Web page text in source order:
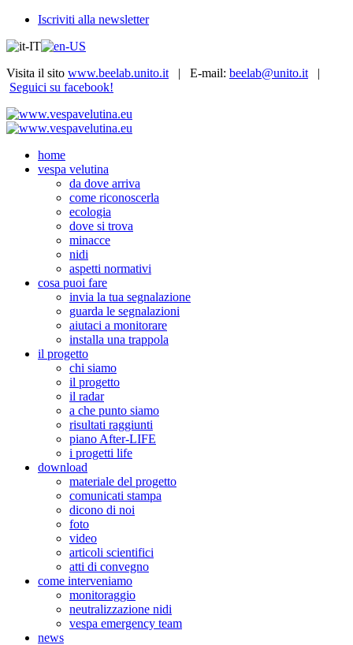
Iscriviti alla newsletter
Visita il sito www.beelab.unito.it | E-mail: beelab@unito.it |
Seguici su facebook!
home
vespa velutina
da dove arriva
come riconoscerla
ecologia
dove si trova
minacce
nidi
aspetti normativi
cosa puoi fare
invia la tua segnalazione
guarda le segnalazioni
aiutaci a monitorare
installa una trappola
il progetto
chi siamo
il progetto
il radar
a che punto siamo
risultati raggiunti
piano After-LIFE
i progetti life
download
materiale del progetto
comunicati stampa
dicono di noi
foto
video
articoli scientifici
atti di convegno
come interveniamo
monitoraggio
neutralizzazione nidi
vespa emergency team
news